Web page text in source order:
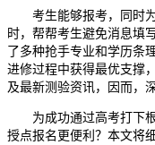
考生能够报考，同时为
时，帮帮考生避免消息填
了多种抢手专业和学历条
进修过程中获得最优支撑
及最新测验资讯，因而，
为成功通过高考打下根
授点报名更便利？本文将